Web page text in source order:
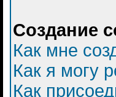
Создание
Как мне
Как я могу
Как